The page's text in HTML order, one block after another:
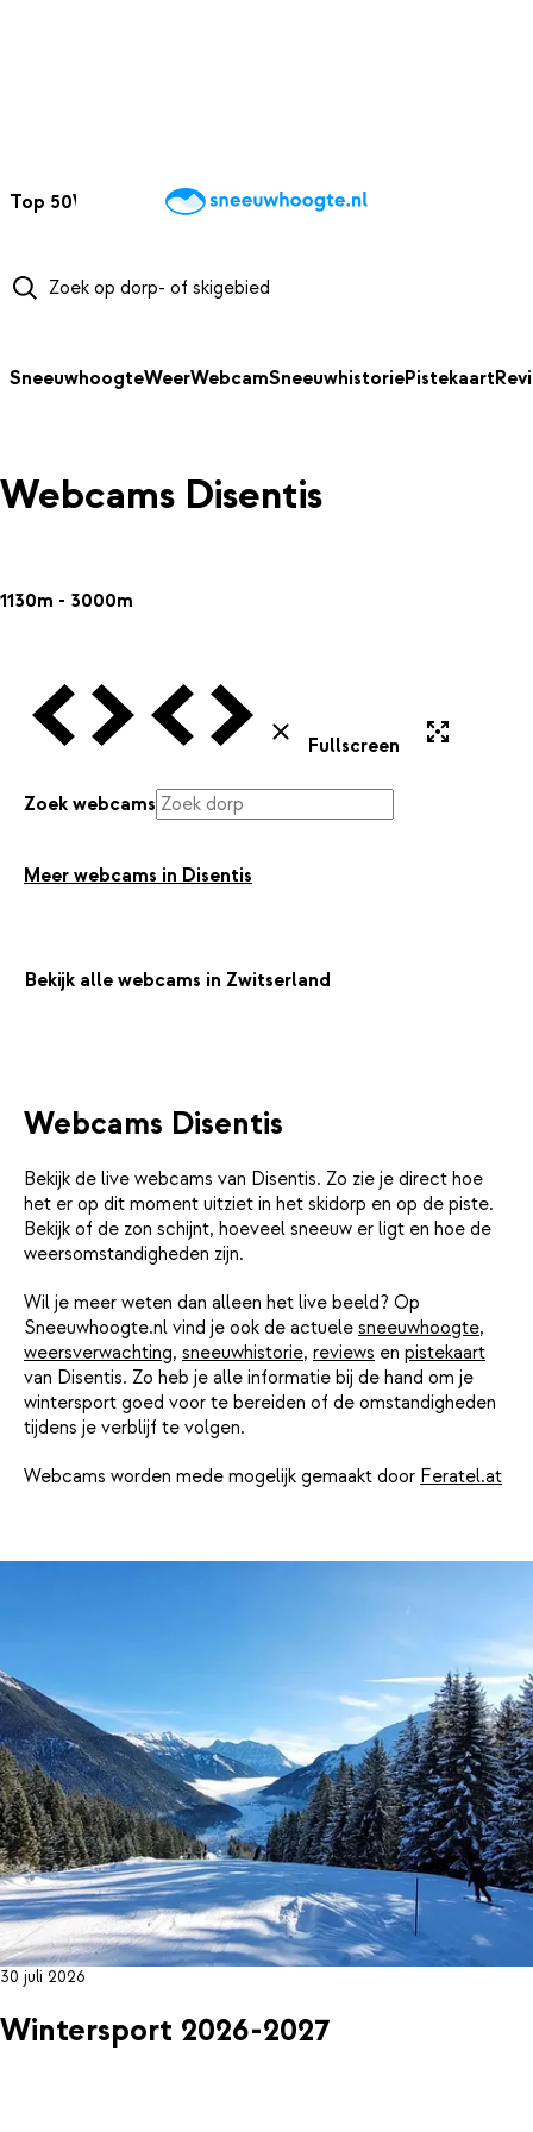
Top 50Webcams WintersportweerKaarten
SneeuwhoogteWeerWebcamSneeuwhistoriePistekaart
Webcams Disentis
1130m - 3000m
Vorige Webcam
Volgende Webcam
Vorige Webcam
Volgende Webcam
Sluiten
Fullscreen
Zoek webcams
Meer webcams in Disentis
Bekijk alle webcams in Zwitserland
Webcams Disentis
Bekijk de live webcams van Disentis. Zo zie je direct hoe
het er op dit moment uitziet in het skidorp en op de piste.
Bekijk of de zon schijnt, hoeveel sneeuw er ligt en hoe de
weersomstandigheden zijn.
Wil je meer weten dan alleen het live beeld? Op
Sneeuwhoogte.nl vind je ook de actuele sneeuwhoogte,
weersverwachting, sneeuwhistorie, reviews en pistekaart
van Disentis. Zo heb je alle informatie bij de hand om je
wintersport goed voor te bereiden of de omstandigheden
tijdens je verblijf te volgen.
Webcams worden mede mogelijk gemaakt door Feratel.at
30 juli 2026
Wintersport 2026-2027